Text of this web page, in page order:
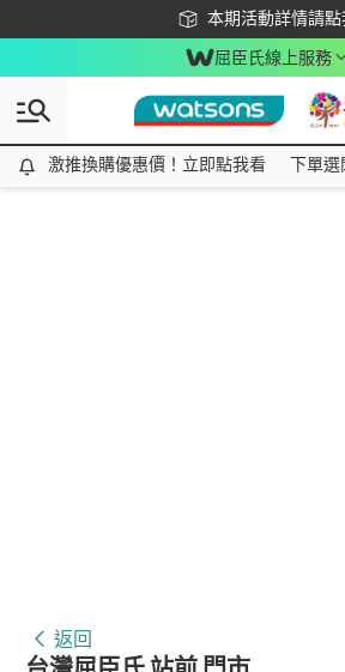
本期活動詳情請點
下載app最高回饋
屈臣氏線上服務
激推換購優惠價！立即點我看
激推換購優惠價！立即點我看 下單選
返回